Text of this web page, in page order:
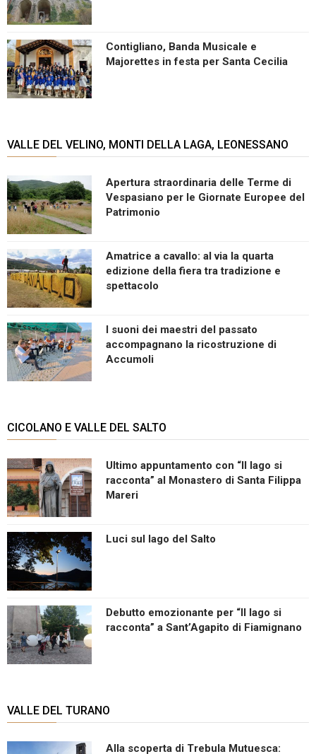
Contigliano, Banda Musicale e
Majorettes in festa per Santa Cecilia
VALLE DEL VELINO, MONTI DELLA LAGA, LEONESSANO
Apertura straordinaria delle Terme di
Vespasiano per le Giornate Europee del
Patrimonio
Amatrice a cavallo: al via la quarta
edizione della fiera tra tradizione e
spettacolo
I suoni dei maestri del passato
accompagnano la ricostruzione di
Accumoli
CICOLANO E VALLE DEL SALTO
Ultimo appuntamento con “Il lago si
racconta” al Monastero di Santa Filippa
Mareri
Luci sul lago del Salto
Debutto emozionante per “Il lago si
racconta” a Sant’Agapito di Fiamignano
VALLE DEL TURANO
Alla scoperta di Trebula Mutuesca: